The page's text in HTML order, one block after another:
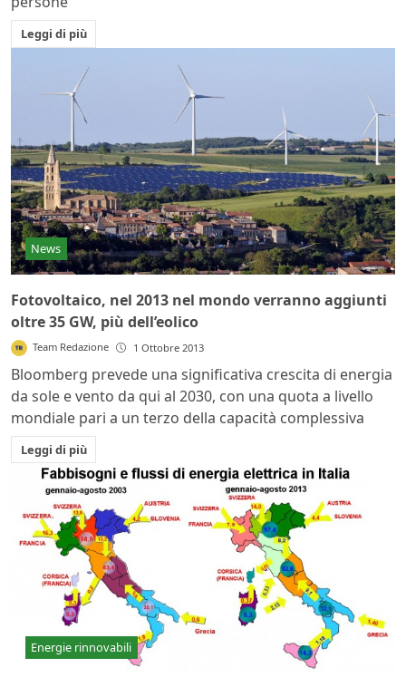
Leggi di più
News
Fotovoltaico, nel 2013 nel mondo verranno aggiunti
oltre 35 GW, più dell’eolico
Team Redazione 1 Ottobre 2013
Bloomberg prevede una significativa crescita di energia
da sole e vento da qui al 2030, con una quota a livello
mondiale pari a un terzo della capacità complessiva
Leggi di più
Energie rinnovabili